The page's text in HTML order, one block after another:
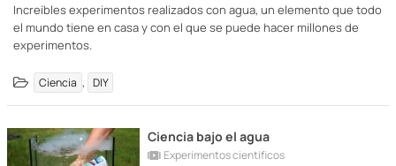
Increíbles experimentos realizados con agua, un elemento que todo
el mundo tiene en casa y con el que se puede hacer millones de
experimentos.
Ciencia , DIY
Ciencia bajo el agua
Experimentos científicos